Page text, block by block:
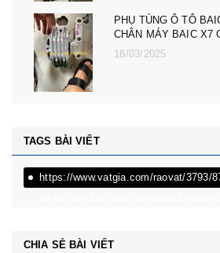
PHỤ TÙNG Ô TÔ
MG HS GIÁ TỐT
ZS, MG MG 5
TAGS BÀI VIẾT
https://www.vatgia.com/raovat/3793/
CHIA SẺ BÀI VIẾT